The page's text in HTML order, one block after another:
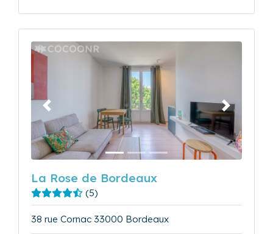
Précédent Suivant
La Rose de Bordeaux
(5)
38 rue Cornac 33000 Bordeaux